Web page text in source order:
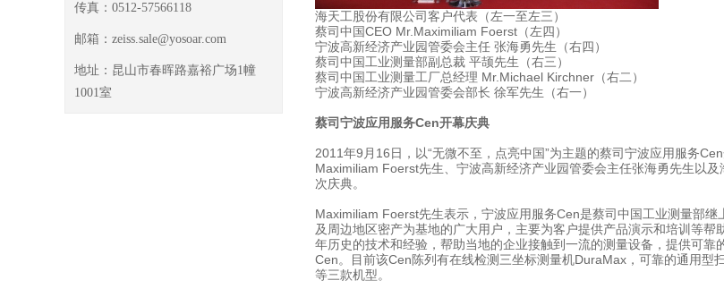
传真： 0512-57566118
邮箱： zeiss.sale@yosoar.com
地址： 昆山市春晖路嘉裕广场1幢
1001室
海天工股份有限公司客户代表（左一至左三）
蔡司中国CEO Mr.Maximiliam Foerst（左四）
宁波高新经济产业园管委会主任 张海勇先生（右四）
蔡司中国工业测量部副总裁 平颉先生（右三）
蔡司中国工业测量工厂总经理 Mr.Michael Kirchner（右二）
宁波高新经济产业园管委会部长 徐军先生（右一）
蔡司宁波应用服务Cen开幕庆典
2011年9月16日，以“无微不至，点亮中国”为主题的蔡司宁波应用服务
Maximiliam Foerst先生、宁波高新经济产业园管委会主任张海勇先生以
次庆典。
Maximiliam Foerst先生表示，宁波应用服务Cen是蔡司中国工业测量部
及周边地区密产为基地的广大用户，主要为客户提供产品演示和培训等
年历史的技术和经验，帮助当地的企业接触到一流的测量设备，提供可
Cen。目前该Cen陈列有在线检测 三坐标测量机DuraMax，可靠的通用型
等三款机型。